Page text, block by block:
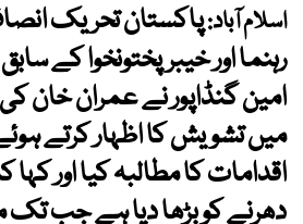
اسلام آباد:پاکستان تحریک
رہنما اور خیبرپختونخوا کے
امین گنڈاپور نے عمران
میں تشویش کا اظہار کرتے
اقدامات کا مطالبہ کیا اور
دھرنے کو بڑھا دیا ہے جب